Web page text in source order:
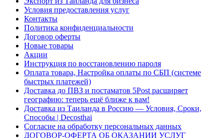
Условия предоставления услуг
Контакты
Политика конфиденциальности
Договор оферты
Новые товары
Акции
Инструкция по восстановлению пароля
Оплата товара, Настройка оплаты по СБП (системе
быстрых платежей)
Доставка до ПВЗ и постаматов 5Post расширяет
географию: теперь ещё ближе к вам!
Доставка из Таиланда в Россию — Условия, Сроки,
Способы | Decosthai
Согласие на обработку персональных данных
ДОГОВОР-ОФЕРТА ОБ ОКАЗАНИИ УСЛУГ